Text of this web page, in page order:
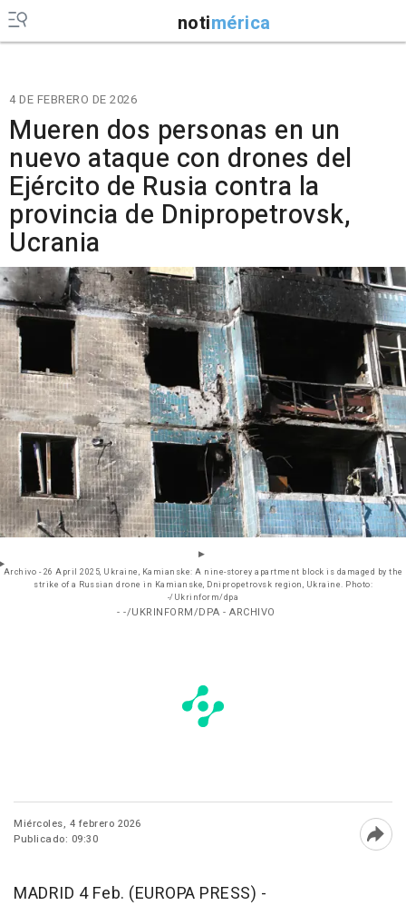
notimérica
4 DE FEBRERO DE 2026
Mueren dos personas en un
nuevo ataque con drones del
Ejército de Rusia contra la
provincia de Dnipropetrovsk,
Ucrania
Archivo - 26 April 2025, Ukraine, Kamianske: A nine-storey apartment block is damaged by the
strike of a Russian drone in Kamianske, Dnipropetrovsk region, Ukraine. Photo:
-/Ukrinform/dpa
- -/UKRINFORM/DPA - ARCHIVO
Miércoles, 4 febrero 2026
Publicado: 09:30
MADRID 4 Feb. (EUROPA PRESS) -